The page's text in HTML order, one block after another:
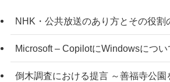
NHK・公共放送のあり方とその役割
Microsoft – CopilotにWindowsについ
倒木調査における提言 ～善福寺公園